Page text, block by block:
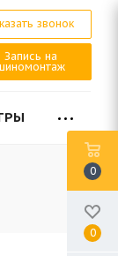
звонок
Запись на
0
0